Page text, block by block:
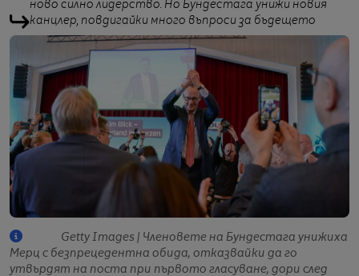
ново силно лидерство. Но Бундестага унижи новия
канцлер, повдигайки много въпроси за бъдещето
Getty Images | Членовете на Бундестага унижиха
Мерц с безпрецедентна обида, отказвайки да го
утвърдят на поста при първото гласуване, дори след